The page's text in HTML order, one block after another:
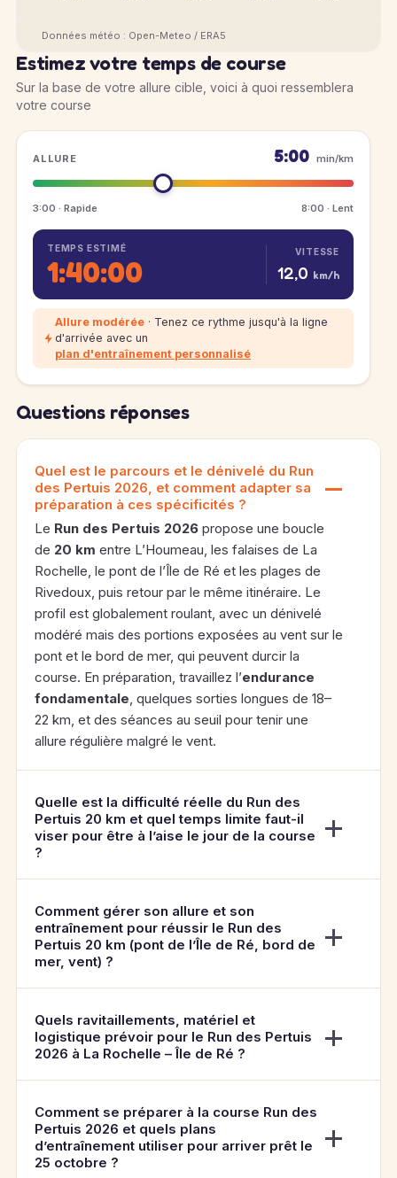
Données météo : Open-Meteo / ERA5
Estimez votre temps de course
Sur la base de votre allure cible, voici à quoi ressemblera
votre course
ALLURE 5:00 min/km
3:00 · Rapide 8:00 · Lent
TEMPS ESTIMÉ
1:40:00
VITESSE
12,0 km/h
Allure modérée · Tenez ce rythme jusqu'à la ligne
d'arrivée avec un
plan d'entraînement personnalisé
Questions réponses
Quel est le parcours et le dénivelé du Run
des Pertuis 2026, et comment adapter sa
préparation à ces spécificités ?
Le Run des Pertuis 2026 propose une boucle
de 20 km entre L’Houmeau, les falaises de La
Rochelle, le pont de l’Île de Ré et les plages de
Rivedoux, puis retour par le même itinéraire. Le
profil est globalement roulant, avec un dénivelé
modéré mais des portions exposées au vent sur le
pont et le bord de mer, qui peuvent durcir la
course. En préparation, travaillez l’endurance
fondamentale, quelques sorties longues de 18–
22 km, et des séances au seuil pour tenir une
allure régulière malgré le vent.
Quelle est la difficulté réelle du Run des
Pertuis 20 km et quel temps limite faut-il
viser pour être à l’aise le jour de la course
?
Comment gérer son allure et son
entraînement pour réussir le Run des
Pertuis 20 km (pont de l’Île de Ré, bord de
mer, vent) ?
Quels ravitaillements, matériel et
logistique prévoir pour le Run des Pertuis
2026 à La Rochelle – Île de Ré ?
Comment se préparer à la course Run des
Pertuis 2026 et quels plans
d’entraînement utiliser pour arriver prêt le
25 octobre ?